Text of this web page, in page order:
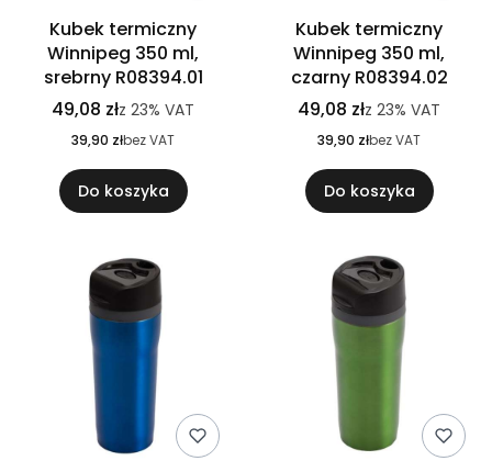
Kubek termiczny
Winnipeg 350 ml,
srebrny R08394.01
49,08 złz 23% VAT
39,90 złbez VAT
Do koszyka
Kubek termiczny
Winnipeg 350 ml,
czarny R08394.02
49,08 złz 23% VAT
39,90 złbez VAT
Do koszyka